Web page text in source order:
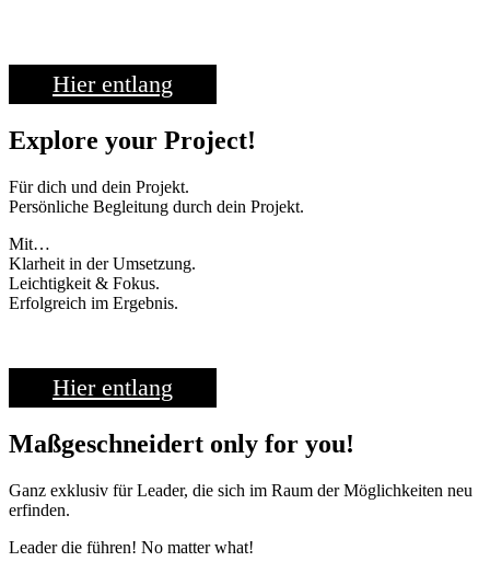
Hier entlang
Explore your Project!
Für dich und dein Projekt.
Persönliche Begleitung durch dein Projekt.
Mit…
Klarheit in der Umsetzung.
Leichtigkeit & Fokus.
Erfolgreich im Ergebnis.
Hier entlang
Maßgeschneidert only for you!
Ganz exklusiv für Leader, die sich im Raum der Möglichkeiten neu
erfinden.
Leader die führen! No matter what!